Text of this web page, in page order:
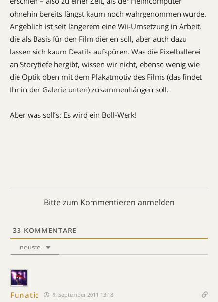
ohnehin bereits längst kaum noch wahrgenommen wurde.
Angeblich ist seit längerem eine Wii-Umsetzung in Arbeit,
die als Basis für den Film dienen soll, aber auch dazu
lassen sich kaum Deatils aufspüren. Was die Pixelballerei
an Storytiefe hergibt, wissen wir nicht, ebenso wenig wie
die Optik oben mit dem Plakatmotiv des Films (das findet
Ihr in der Galerie unten) zusammenhängen soll.
Aber was soll’s: Es wird ein Boll-Werk!
Bitte zum Kommentieren anmelden
33 KOMMENTARE
neuste
Funatic 9. September 2011 13:18